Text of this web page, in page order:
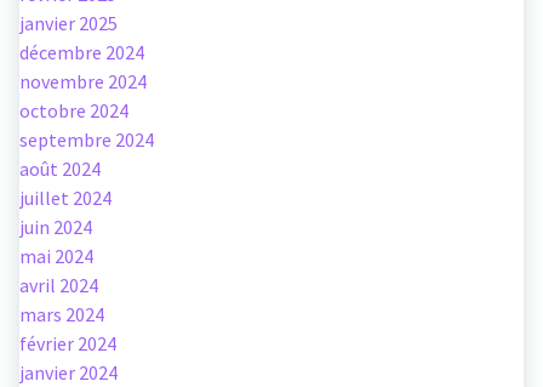
janvier 2025
décembre 2024
novembre 2024
octobre 2024
septembre 2024
août 2024
juillet 2024
juin 2024
mai 2024
avril 2024
mars 2024
février 2024
janvier 2024